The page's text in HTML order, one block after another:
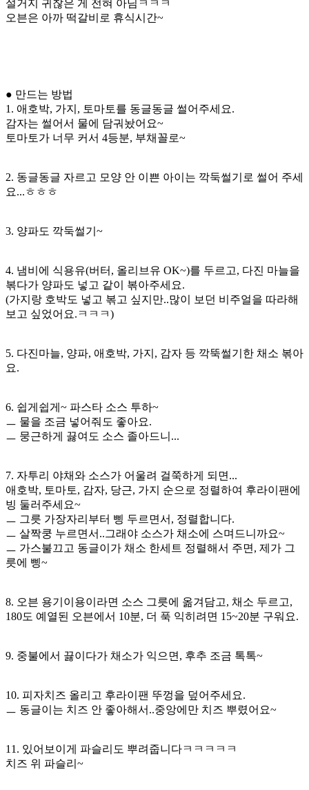
설거지 귀찮은 게 전혀 아님ㅋㅋㅋ
오븐은 아까 떡갈비로 휴식시간~
● 만드는 방법
1. 애호박, 가지, 토마토를 동글동글 썰어주세요.
감자는 썰어서 물에 담궈놨어요~
토마토가 너무 커서 4등분, 부채꼴로~
2. 동글동글 자르고 모양 안 이쁜 아이는 깍둑썰기로 썰어 주세
요...ㅎㅎㅎ
3. 양파도 깍둑썰기~
4. 냄비에 식용유(버터, 올리브유 OK~)를 두르고, 다진 마늘을
볶다가 양파도 넣고 같이 볶아주세요.
(가지랑 호박도 넣고 볶고 싶지만..많이 보던 비주얼을 따라해
보고 싶었어요.ㅋㅋㅋ)
5. 다진마늘, 양파, 애호박, 가지, 감자 등 깍뚝썰기한 채소 볶아
요.
6. 쉽게쉽게~ 파스타 소스 투하~
ㅡ 물을 조금 넣어줘도 좋아요.
ㅡ 뭉근하게 끓여도 소스 졸아드니...
7. 자투리 야채와 소스가 어울려 걸쭉하게 되면...
애호박, 토마토, 감자, 당근, 가지 순으로 정렬하여 후라이팬에
빙 둘러주세요~
ㅡ 그릇 가장자리부터 삥 두르면서, 정렬합니다.
ㅡ 살짝쿵 누르면서..그래야 소스가 채소에 스며드니까요~
ㅡ 가스불끄고 동글이가 채소 한세트 정렬해서 주면, 제가 그
릇에 삥~
8. 오븐 용기이용이라면 소스 그릇에 옮겨담고, 채소 두르고,
180도 예열된 오븐에서 10분, 더 푹 익히려면 15~20분 구워요.
9. 중불에서 끓이다가 채소가 익으면, 후추 조금 톡톡~
10. 피자치즈 올리고 후라이팬 뚜껑을 덮어주세요.
ㅡ 동글이는 치즈 안 좋아해서..중앙에만 치즈 뿌렸어요~
11. 있어보이게 파슬리도 뿌려줍니다ㅋㅋㅋㅋㅋ
치즈 위 파슬리~